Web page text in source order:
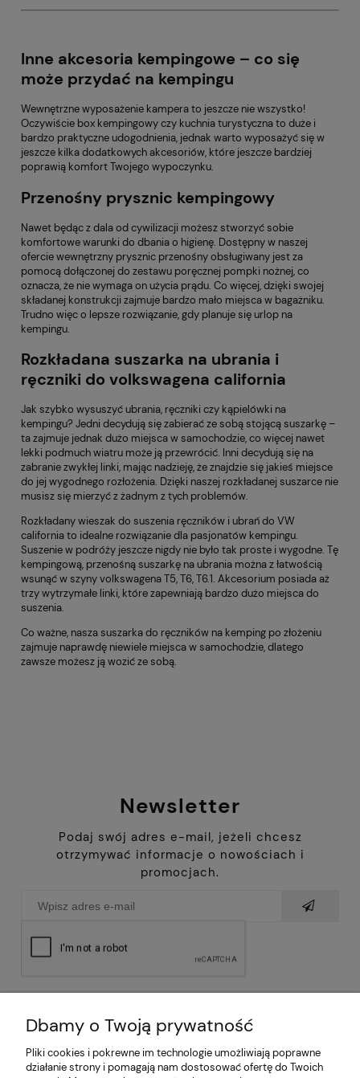
Inne akcesoria kempingowe – co się
może przydać na kempingu
Wewnętrzne wyposażenie kampera to jeszcze nie wszystko!
Oczywiście box kempingowyczy kuchnia turystycznato duże i
bardzo praktyczne udogodnienia, jednak warto wyposażyć się w
jeszcze kilka dodatkowych akcesoriów, które jeszcze bardziej
poprawią komfort Twojego wypoczynku.
Przenośny prysznic kempingowy
Nawet będąc z dala od cywilizacji możesz stworzyć sobie
komfortowe warunki do dbania o higienę. Dostępny w naszej
oferciewewnętrzny prysznic przenośnyobsługiwany jest za
pomocą dołączonej do zestawu poręcznej pompki nożnej, co
oznacza, że nie wymaga on użycia prądu. Co więcej, dzięki swojej
składanej konstrukcji zajmuje bardzo mało miejsca w bagażniku.
Trudno więc o lepsze rozwiązanie, gdy planuje się urlop na
kempingu.
Rozkładana suszarka na ubrania i
ręczniki do volkswagena california
Jak szybko wysuszyć ubrania, ręczniki czy kąpielówki na
kempingu? Jedni decydują się zabierać ze sobą stojącą suszarkę –
ta zajmuje jednak dużo miejsca w samochodzie, co więcej nawet
lekki podmuch wiatru może ją przewrócić. Inni decydują się na
zabranie zwykłej linki, mając nadzieję, że znajdzie się jakieś miejsce
do jej wygodnego rozłożenia. Dzięki naszej rozkładanej suszarce nie
musisz się mierzyć z żadnym z tych problemów.
Rozkładany wieszak do suszenia ręczników i ubrań do VW
californiato idealne rozwiązanie dla pasjonatów kempingu.
Suszenie w podróży jeszcze nigdy nie było tak proste i wygodne. Tę
kempingową, przenośną suszarkę na ubrania można z łatwością
wsunąć w szyny volkswagena T5, T6, T6.1. Akcesorium posiada aż
trzy wytrzymałe linki, które zapewniają bardzo dużo miejsca do
suszenia.
Co ważne, nasza suszarka do ręczników na kemping po złożeniu
zajmuje naprawdę niewiele miejsca w samochodzie, dlatego
zawsze możesz ją wozić ze sobą.
Newsletter
Podaj swój adres e-mail, jeżeli chcesz
otrzymywać informacje o nowościach i
promocjach.
Dbamy o Twoją prywatność
Pliki cookies i pokrewne im technologie umożliwiają poprawne
działanie strony i pomagają nam dostosować ofertę do Twoich